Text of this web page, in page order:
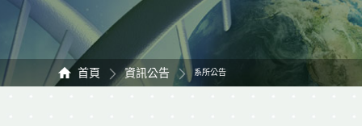
首頁 資訊公告 系所公告